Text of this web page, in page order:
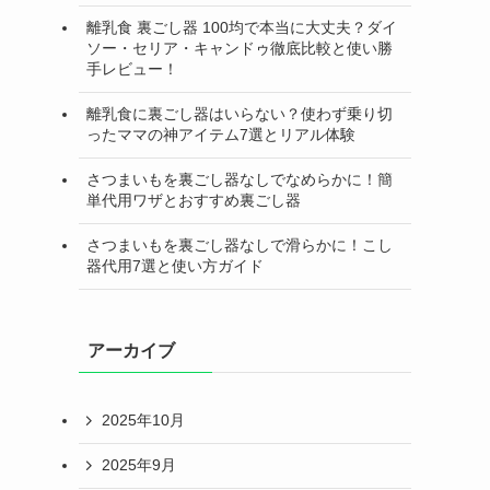
離乳食 裏ごし器 100均で本当に大丈夫？ダイ
ソー・セリア・キャンドゥ徹底比較と使い勝
手レビュー！
離乳食に裏ごし器はいらない？使わず乗り切
ったママの神アイテム7選とリアル体験
さつまいもを裏ごし器なしでなめらかに！簡
単代用ワザとおすすめ裏ごし器
さつまいもを裏ごし器なしで滑らかに！こし
器代用7選と使い方ガイド
アーカイブ
2025年10月
2025年9月